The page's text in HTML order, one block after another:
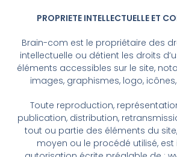
PROPRIETE INTELLECTUELLE ET
Brain-com est le propriétaire des
intellectuelle ou détient les droits
éléments accessibles sur le site,
images, graphismes, logo,
Toute reproduction,
publication, distribution,
tout ou partie des éléments du
moyen ou le procédé utilisé, est